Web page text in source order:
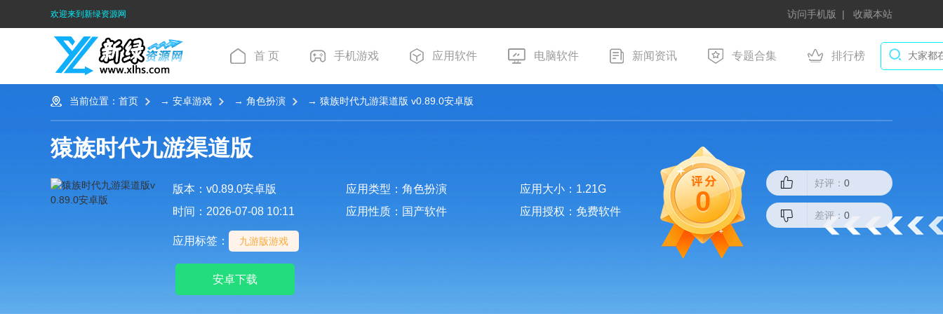
欢迎来到新绿资源网 访问手机版 收藏本站
首 页 手机游戏 应用软件 电脑软件 新闻资讯 专题合集 排行榜
当前位置： 首页 → 安卓游戏 → 角色扮演 → 猿族时代九游渠道版 v0.89.0安卓版
猿族时代九游渠道版
版本：v0.89.0安卓版 应用类型：角色扮演
应用大小：1.21G
时间：2026-07-08 10:11
应用性质：国产软件 应用授权：免费软件
应用标签： 九游版游戏
安卓下载
0
好评： 0
差评： 0